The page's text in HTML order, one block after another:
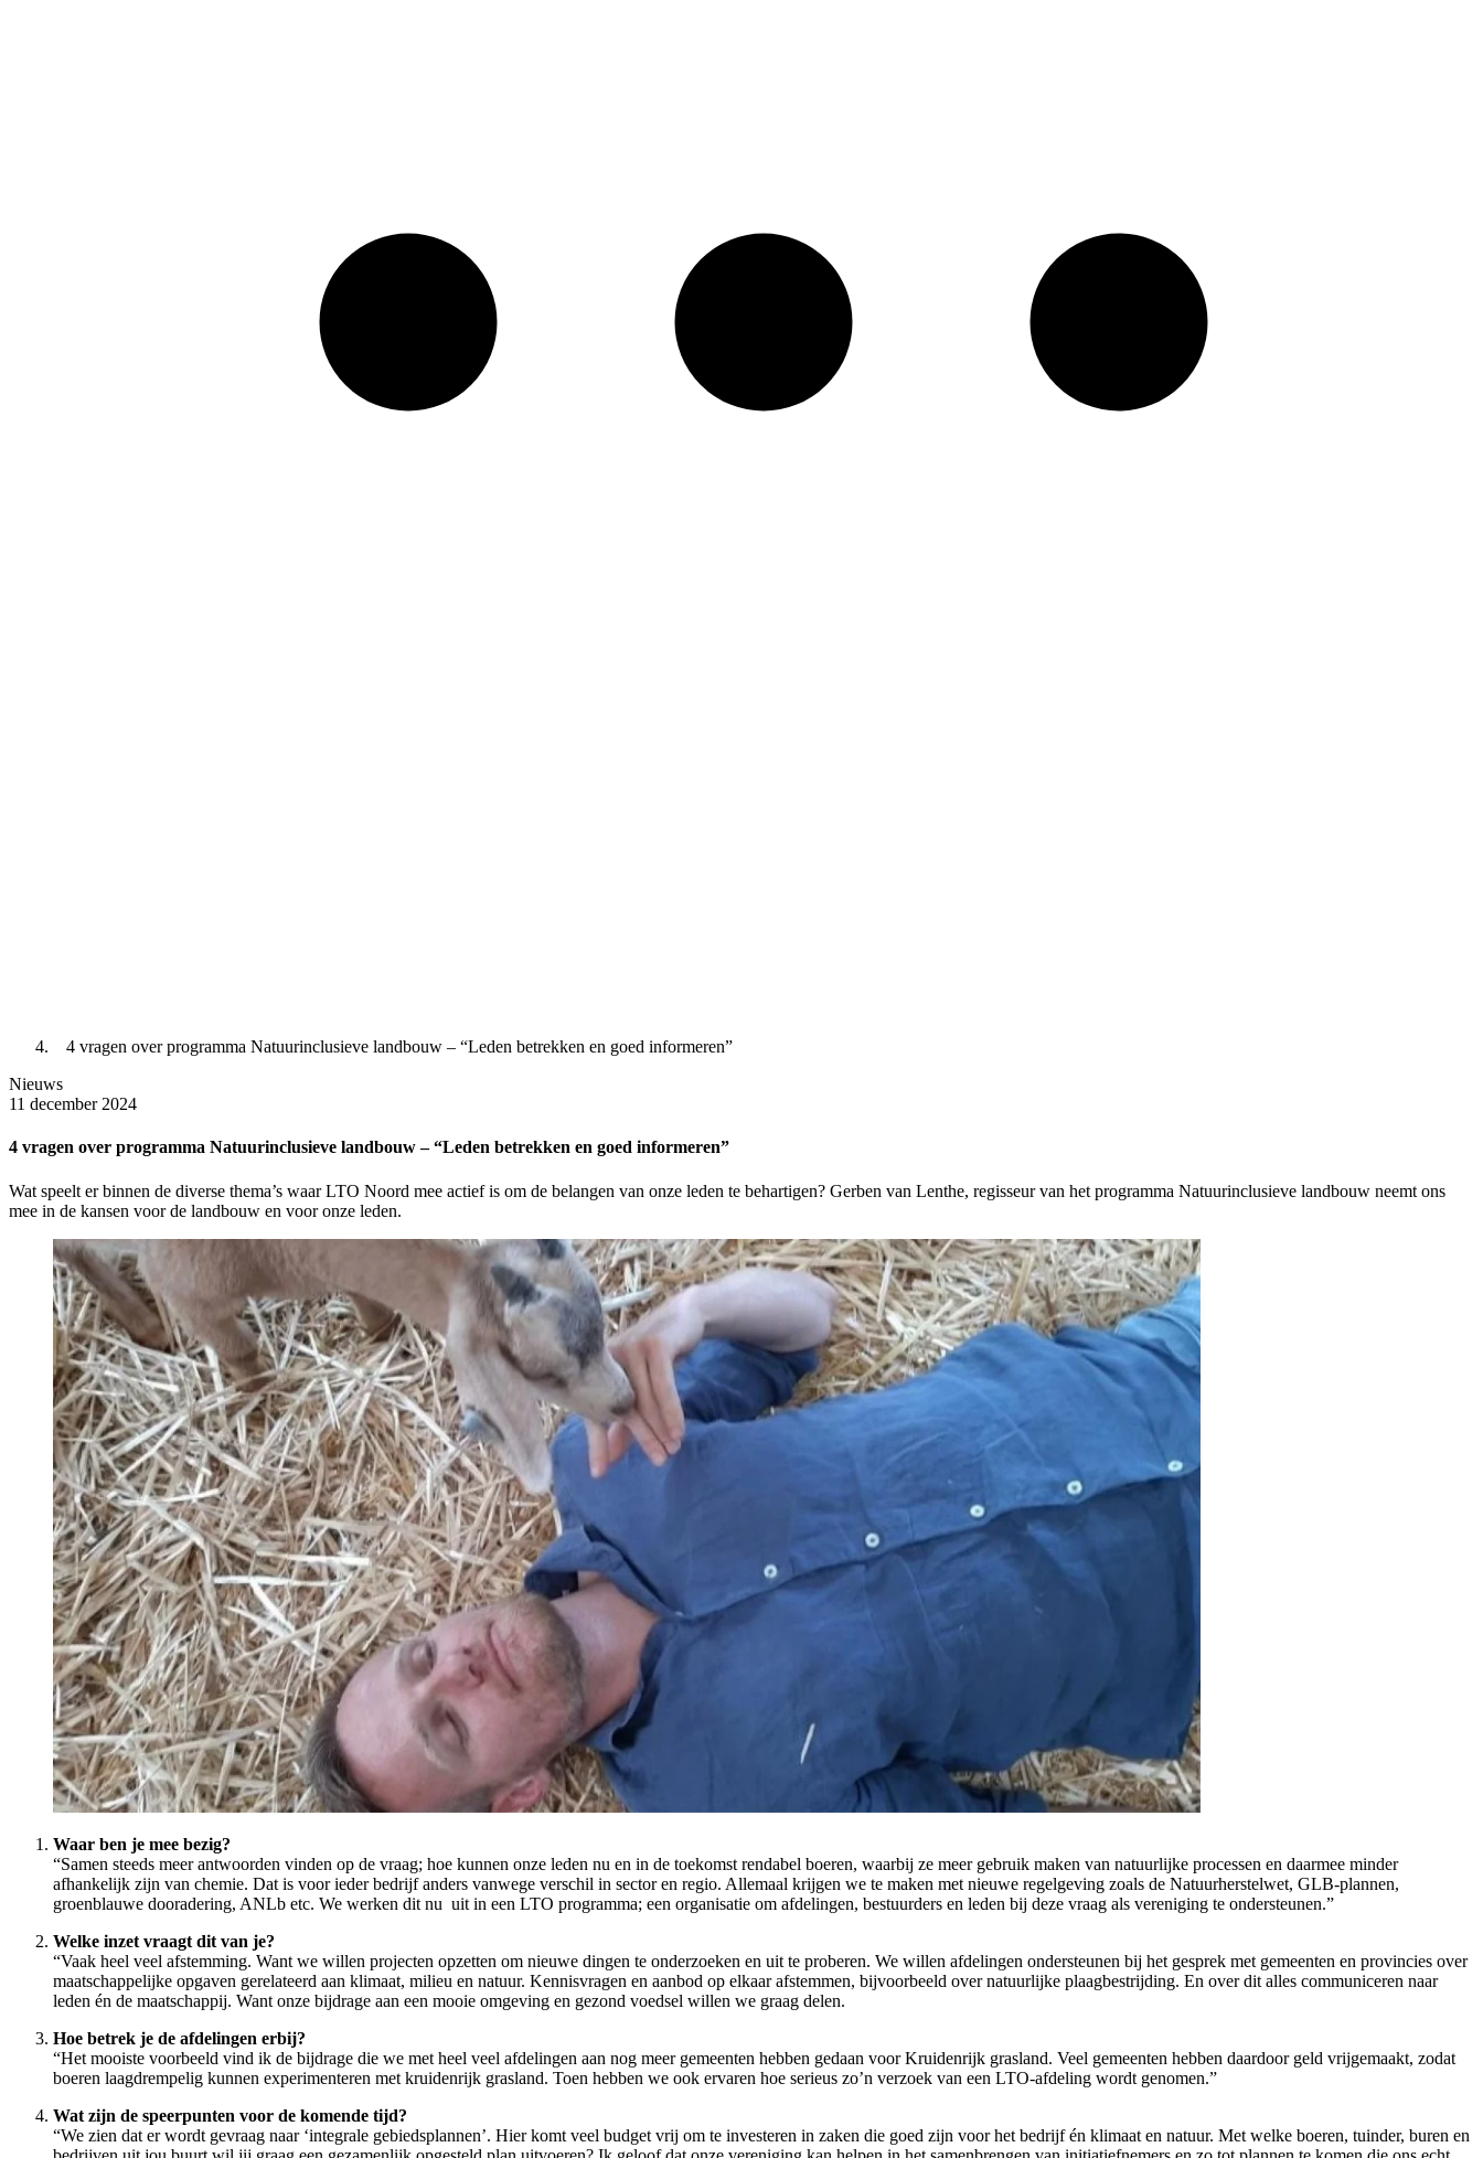
4 vragen over programma Natuurinclusieve landbouw – “Leden betrekken en goed informeren”
Nieuws
11 december 2024
4 vragen over programma Natuurinclusieve landbouw – “Leden betrekken en goed informeren”
Wat speelt er binnen de diverse thema’s waar LTO Noord mee actief is om de belangen van onze leden te behartigen? Gerben van Lenthe, regisseur van het programma Natuurinclusieve landbouw neemt ons
mee in de kansen voor de landbouw en voor onze leden.
Waar ben je mee bezig?
“Samen steeds meer antwoorden vinden op de vraag; hoe kunnen onze leden nu en in de toekomst rendabel boeren, waarbij ze meer gebruik maken van natuurlijke processen en daarmee minder
afhankelijk zijn van chemie. Dat is voor ieder bedrijf anders vanwege verschil in sector en regio. Allemaal krijgen we te maken met nieuwe regelgeving zoals de Natuurherstelwet, GLB-plannen,
groenblauwe dooradering, ANLb etc. We werken dit nu uit in een LTO programma; een organisatie om afdelingen, bestuurders en leden bij deze vraag als vereniging te ondersteunen.”
Welke inzet vraagt dit van je?
“Vaak heel veel afstemming. Want we willen projecten opzetten om nieuwe dingen te onderzoeken en uit te proberen. We willen afdelingen ondersteunen bij het gesprek met gemeenten en provincies over
maatschappelijke opgaven gerelateerd aan klimaat, milieu en natuur. Kennisvragen en aanbod op elkaar afstemmen, bijvoorbeeld over natuurlijke plaagbestrijding. En over dit alles communiceren naar
leden én de maatschappij. Want onze bijdrage aan een mooie omgeving en gezond voedsel willen we graag delen.
Hoe betrek je de afdelingen erbij?
“Het mooiste voorbeeld vind ik de bijdrage die we met heel veel afdelingen aan nog meer gemeenten hebben gedaan voor Kruidenrijk grasland. Veel gemeenten hebben daardoor geld vrijgemaakt, zodat
boeren laagdrempelig kunnen experimenteren met kruidenrijk grasland. Toen hebben we ook ervaren hoe serieus zo’n verzoek van een LTO-afdeling wordt genomen.”
Wat zijn de speerpunten voor de komende tijd?
“We zien dat er wordt gevraag naar ‘integrale gebiedsplannen’. Hier komt veel budget vrij om te investeren in zaken die goed zijn voor het bedrijf én klimaat en natuur. Met welke boeren, tuinder, buren en